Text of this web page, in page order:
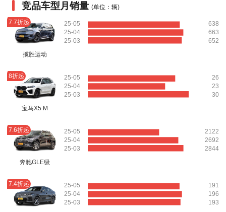
竞品车型月销量 (单位：辆)
7.7折起
揽胜运动
25-05
25-04
25-03
638
663
652
8折起
宝马X5 M
25-05
25-04
25-03
26
23
30
7.6折起
奔驰GLE级
25-05
25-04
25-03
2122
2692
2844
7.4折起
25-05
25-04
25-03
191
196
193